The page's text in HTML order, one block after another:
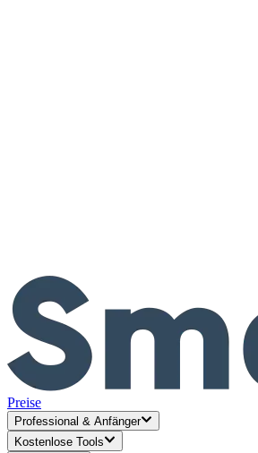
Preise
Professional & Anfänger
Kostenlose Tools